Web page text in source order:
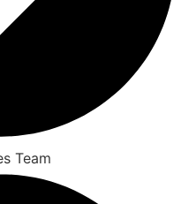
Team